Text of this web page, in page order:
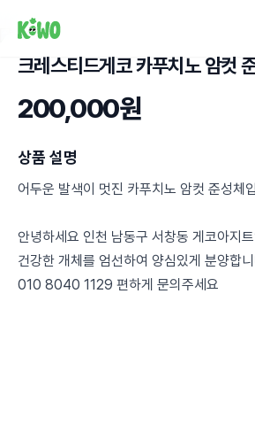
크레스티드게코 카푸치노 암컷
200,000원
상품 설명
어두운 발색이 멋진 카푸치노 암컷 준성체
안녕하세요 인천 남동구 서창동 게코아지
건강한 개체를 엄선하여 양심있게 분양합
010 8040 1129 편하게 문의주세요